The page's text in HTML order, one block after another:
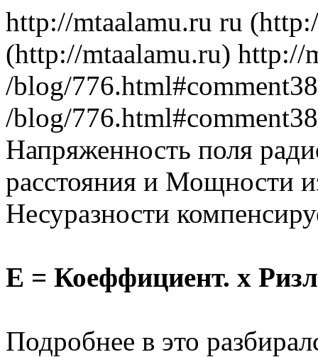
http://mtaalamu.ru ru
(http://mtaalamu.ru) http://
/blog/
/blog/
Напряженность поля
расстояния и Мощности
Несуразности
E = Коеффициент. х
Подробнее в это